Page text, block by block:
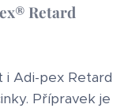
Retard
i Adi-pex Retard
Přípravek je